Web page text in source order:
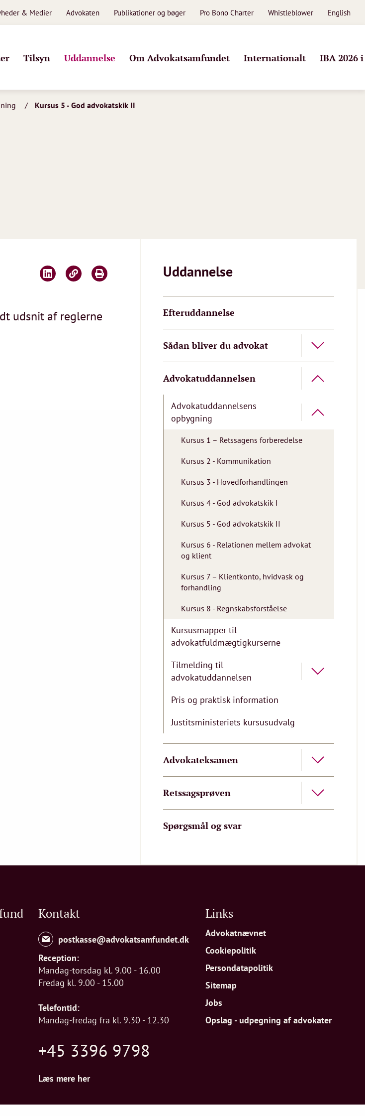
& Medier Advokaten Publikationer og bøger Pro Bono Charter Whistleblower English
Tilsyn Uddannelse Om Advokatsamfundet Internationalt IBA 2026
Kursus 5 - God advokatskik II
udsnit af reglerne
Uddannelse
Efteruddannelse
Sådan bliver du advokat
Advokatuddannelsen
Advokatuddannelsens
opbygning
Kursus 1 – Retssagens forberedelse
Kursus 2 - Kommunikation
Kursus 3 - Hovedforhandlingen
Kursus 4 - God advokatskik I
Kursus 5 - God advokatskik II
Kursus 6 - Relationen mellem advokat
og klient
Kursus 7 – Klientkonto, hvidvask og
forhandling
Kursus 8 - Regnskabsforståelse
Kursusmapper til
advokatfuldmægtigkurserne
Tilmelding til
advokatuddannelsen
Pris og praktisk information
Justitsministeriets kursusudvalg
Advokateksamen
Retssagsprøven
Spørgsmål og svar
Kontakt
postkasse@advokatsamfundet.dk
Reception:
Mandag-torsdag kl. 9.00 - 16.00
Fredag kl. 9.00 - 15.00
Telefontid:
Mandag-fredag fra kl. 9.30 - 12.30
+45 3396 9798
Læs mere her
Links
Advokatnævnet
Cookiepolitik
Persondatapolitik
Sitemap
Jobs
Opslag - udpegning af advokater